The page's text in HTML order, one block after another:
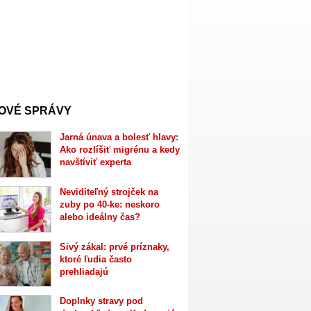
SPRÁVY
Jarná únava a bolesť hlavy:
Ako rozlíšiť migrénu a kedy
navštíviť experta
Neviditeľný strojček na
zuby po 40-ke: neskoro
alebo ideálny čas?
Sivý zákal: prvé príznaky,
ktoré ľudia často
prehliadajú
Doplnky stravy pod